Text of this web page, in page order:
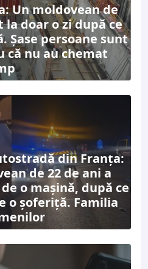
Un moldovean de
la doar o zi după ce
Șase persoane sunt
că nu au chemat
din Franța:
de 22 de ani a
o mașină, după ce
o șoferiță. Familia